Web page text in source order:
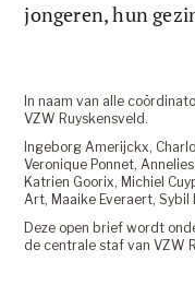
jongeren, hun
In naam van alle
VZW Ruyskensveld.
Ingeborg Amerijckx,
Veronique Ponnet,
Katrien Goorix, Michiel
Art, Maaike Everaert, Sybil
Deze open brief wordt
de centrale staf van VZW